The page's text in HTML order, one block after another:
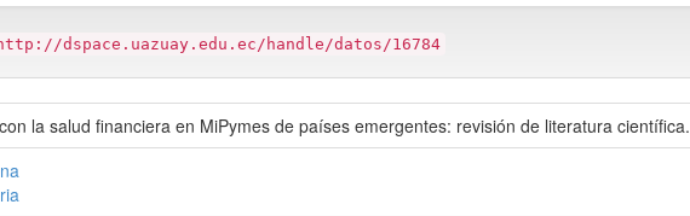
dspace.uazuay.edu.ec/handle/datos/16784
la salud financiera en MiPymes de países emergentes: revisión de literatura científica.